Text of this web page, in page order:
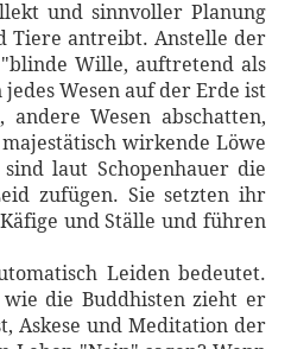
und sinnvoller Planung
Tiere antreibt. Anstelle der
Wille, auftretend als
Wesen auf der Erde ist
Wesen abschatten,
wirkende Löwe
laut Schopenhauer die
zufügen. Sie setzten ihr
und Ställe und führen
Leiden bedeutet.
wie die Buddhisten zieht er
Askese und Meditation der